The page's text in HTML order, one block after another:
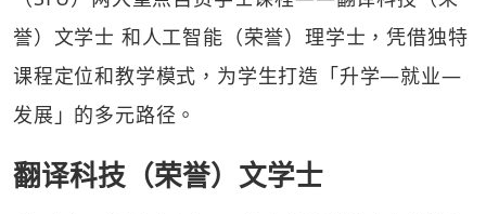
誉）文学士 和人工智能（荣誉）理学士，凭借独特
课程定位和教学模式，为学生打造「升学—就业—
发展」的多元路径。
翻译科技（荣誉）文学士